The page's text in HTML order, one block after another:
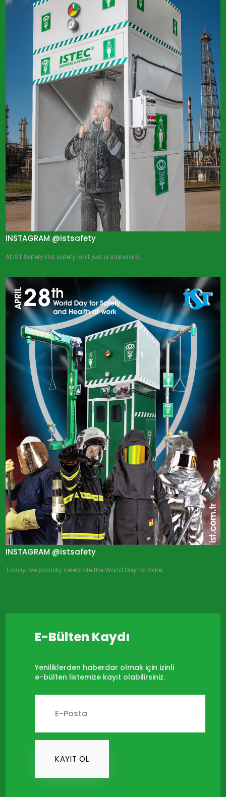
INSTAGRAM @istsafety
At IST Safety Ltd, safety isn’t just a standard,...
INSTAGRAM @istsafety
Today, we proudly celebrate the World Day for Safe...
E-Bülten Kaydı
Yeniliklerden haberdar olmak için izinli
e-bülten listemize kayıt olabilirsiniz.
KAYIT OL